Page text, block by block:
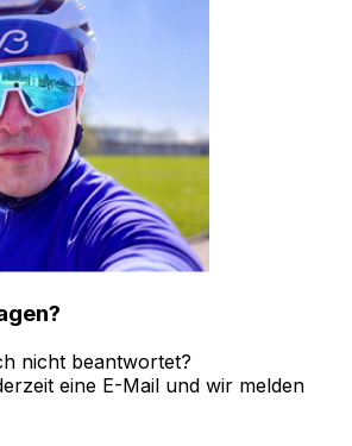
nicht beantwortet?
eine E-Mail und wir melden